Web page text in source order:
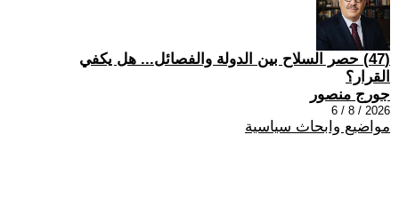
(47) حصر السلاح بين الدولة والفصائل... هل يكفي
القرار؟
جورج منصور
2026 / 8 / 6
مواضيع وابحاث سياسية